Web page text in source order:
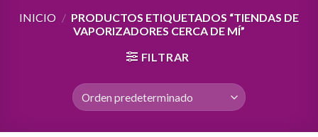
INICIO / PRODUCTOS ETIQUETADOS “TIENDAS DE
VAPORIZADORES CERCA DE MÍ”
FILTRAR